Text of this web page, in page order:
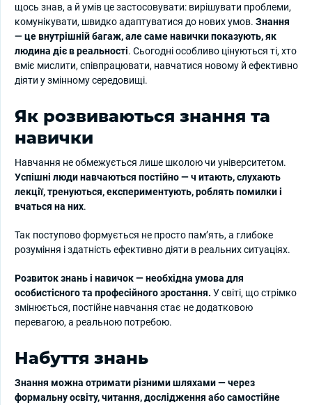
щось знав, а й умів це застосовувати: вирішувати проблеми,
комунікувати, швидко адаптуватися до нових умов. Знання
— це внутрішній багаж, але саме навички показують, як
людина діє в реальності. Сьогодні особливо цінуються ті, хто
вміє мислити, співпрацювати, навчатися новому й ефективно
діяти у змінному середовищі.
Як розвиваються знання та
навички
Навчання не обмежується лише школою чи університетом.
Успішні люди навчаються постійно — ч итають, слухають
лекції, тренуються, експериментують, роблять помилки і
вчаться на них.
Так поступово формується не просто пам’ять, а глибоке
розуміння і здатність ефективно діяти в реальних ситуаціях.
Розвиток знань і навичок — необхідна умова для
особистісного та професійного зростання. У світі, що стрімко
змінюється, постійне навчання стає не додатковою
перевагою, а реальною потребою.
Набуття знань
Знання можна отримати різними шляхами — через
формальну освіту, читання, дослідження або самостійне